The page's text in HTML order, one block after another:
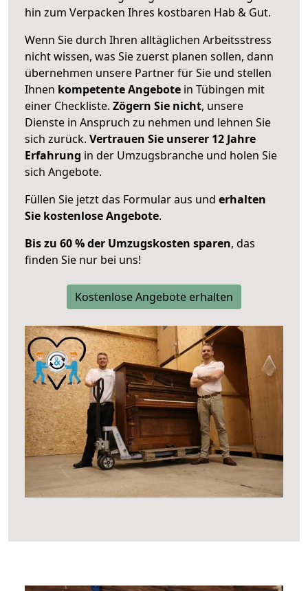
hin zum Verpacken Ihres kostbaren Hab & Gut.
Wenn Sie durch Ihren alltäglichen Arbeitsstress
nicht wissen, was Sie zuerst planen sollen, dann
übernehmen unsere Partner für Sie und stellen
Ihnen kompetente Angebote in Tübingen mit
einer Checkliste. Zögern Sie nicht, unsere
Dienste in Anspruch zu nehmen und lehnen Sie
sich zurück. Vertrauen Sie unserer 12 Jahre
Erfahrung in der Umzugsbranche und holen Sie
sich Angebote.
Füllen Sie jetzt das Formular aus und erhalten
Sie kostenlose Angebote.
Bis zu 60 % der Umzugskosten sparen, das
finden Sie nur bei uns!
Kostenlose Angebote erhalten